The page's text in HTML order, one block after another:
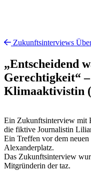
Zukunftsinterviews
„Entscheidend
Gerechtigkeit“
Klimaaktivistin
Ein Zukunftsinterview mit
die fiktive Journalistin
Ein Treffen vor dem
Alexanderplatz.
Das Zukunftsinterview
Mitgründerin der taz.